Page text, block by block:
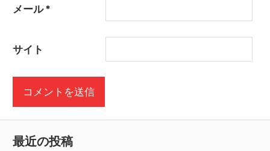
メール*
サイト
最近の投稿